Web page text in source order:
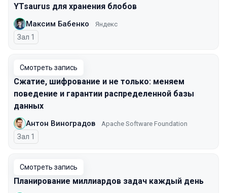
YTsaurus для хранения блобов
Максим Бабенко Яндекс
Зал 1
Смотреть запись
Сжатие, шифрование и не только: меняем
поведение и гарантии распределенной базы
данных
Антон Виноградов Apache Software Foundation
Зал 1
Смотреть запись
Планирование миллиардов задач каждый день